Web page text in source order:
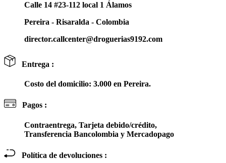
Calle 14 #23-112 local 1 Álamos
Pereira - Risaralda - Colombia
director.callcenter@droguerias9192.com
Entrega :
Costo del domicilio: 3.000 en Pereira.
Pagos :
Contraentrega, Tarjeta debido/crédito,
Transferencia Bancolombia y Mercadopago
Política de devoluciones :